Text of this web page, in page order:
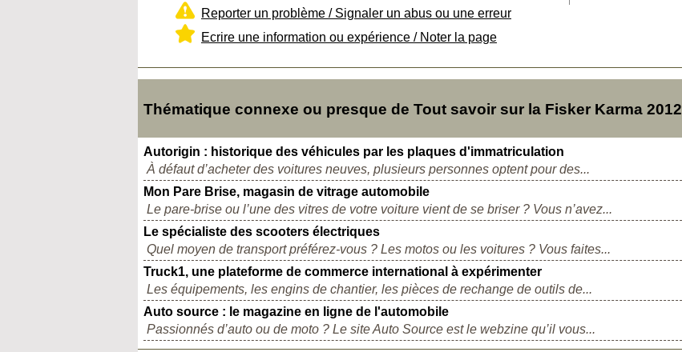
Reporter un problème / Signaler un abus ou une erreur
Ecrire une information ou expérience / Noter la page
Thématique connexe ou presque de Tout savoir sur la Fisker Karma 2012
Autorigin : historique des véhicules par les plaques d'immatriculation
À défaut d’acheter des voitures neuves, plusieurs personnes optent pour des...
Mon Pare Brise, magasin de vitrage automobile
Le pare-brise ou l’une des vitres de votre voiture vient de se briser ? Vous n’avez...
Le spécialiste des scooters électriques
Quel moyen de transport préférez-vous ? Les motos ou les voitures ? Vous faites...
Truck1, une plateforme de commerce international à expérimenter
Les équipements, les engins de chantier, les pièces de rechange de outils de...
Auto source : le magazine en ligne de l'automobile
Passionnés d’auto ou de moto ? Le site Auto Source est le webzine qu’il vous...